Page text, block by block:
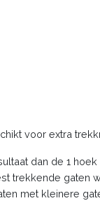
voor extra
dan de 1
trekkende gaten
met kleinere